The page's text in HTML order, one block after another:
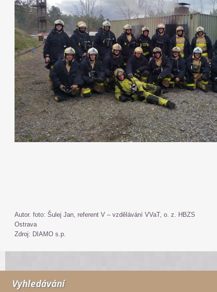
Autor. foto: Šulej Jan, referent V – vzdělávání VVaT, o. z. HBZS
Ostrava
Zdroj: DIAMO s.p.
Vyhledávání